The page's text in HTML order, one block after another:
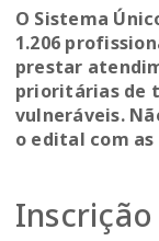
O Sistema
1.206
prestar
prioritárias de
vulneráveis.
o edital com
Inscrição